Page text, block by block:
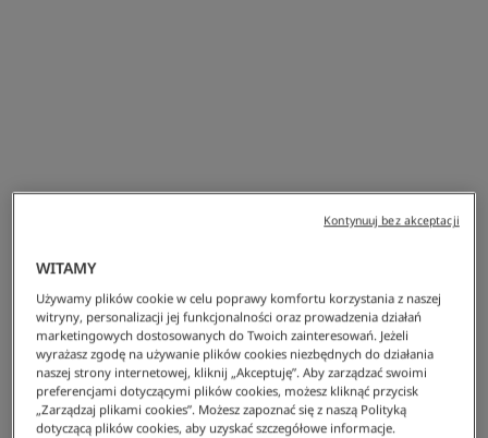
Lacoste/Mężczyzna /Odzież/T-Shirty/Męski T-Shirt Z Piki Z Logo Regular Fit
Męski t-shirt z piki z logo regular fit
WITAMY
Używamy plików cookie w celu poprawy komfortu korzystania z naszej
witryny, personalizacji jej funkcjonalności oraz prowadzenia działań
marketingowych dostosowanych do Twoich zainteresowań. Jeżeli
wyrażasz zgodę na używanie plików cookies niezbędnych do działania
naszej strony internetowej, kliknij „Akceptuję”. Aby zarządzać swoimi
preferencjami dotyczącymi plików cookies, możesz kliknąć przycisk
„Zarządzaj plikami cookies”. Możesz zapoznać się z naszą Polityką
dotyczącą plików cookies, aby uzyskać szczegółowe informacje.
Kontynuuj bez akceptacji